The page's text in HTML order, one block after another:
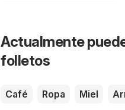
Actualmente
folletos
Café Ropa Miel